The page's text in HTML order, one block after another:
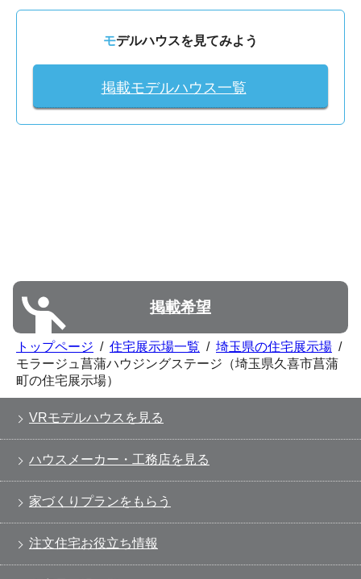
モデルハウスを見てみよう
掲載モデルハウス一覧
掲載希望
トップページ / 住宅展示場一覧 / 埼玉県の住宅展示場 /
モラージュ菖蒲ハウジングステージ（埼玉県久喜市菖蒲
町の住宅展示場）
VRモデルハウスを見る
ハウスメーカー・工務店を見る
家づくりプランをもらう
注文住宅お役立ち情報